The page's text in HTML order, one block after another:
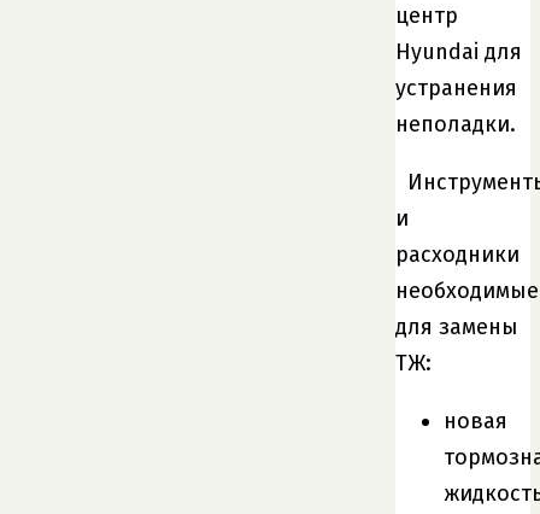
центр
Hyundai для
устранения
неполадки.
и
расходники
необходимые
для замены
ТЖ:
новая